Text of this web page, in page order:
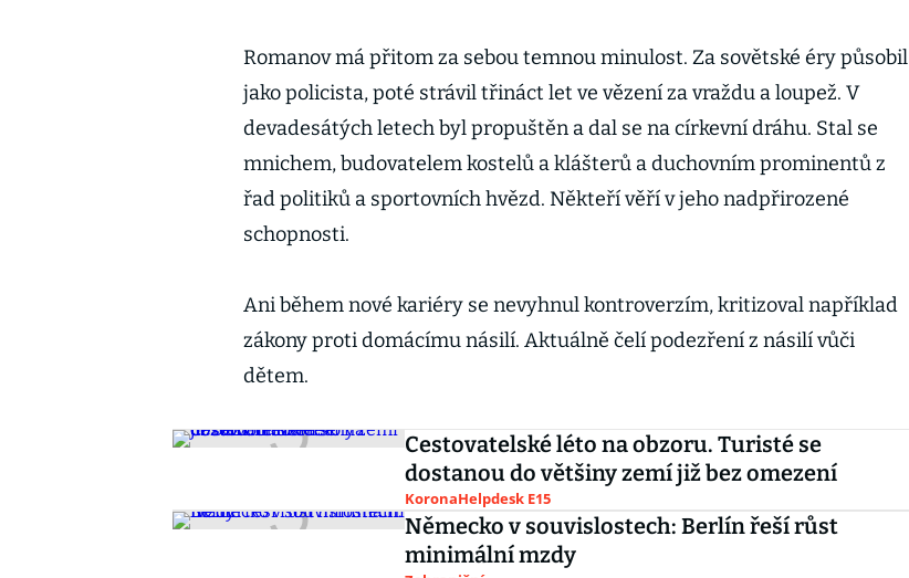
Romanov má přitom za sebou temnou minulost. Za sovětské éry působil
jako policista, poté strávil třináct let ve vězení za vraždu a loupež. V
devadesátých letech byl propuštěn a dal se na církevní dráhu. Stal se
mnichem, budovatelem kostelů a klášterů a duchovním prominentů z
řad politiků a sportovních hvězd. Někteří věří v jeho nadpřirozené
schopnosti.
Ani během nové kariéry se nevyhnul kontroverzím, kritizoval například
zákony proti domácímu násilí. Aktuálně čelí podezření z násilí vůči
dětem.
Cestovatelské léto na obzoru. Turisté se
dostanou do většiny zemí již bez omezení
KoronaHelpdesk E15
Německo v souvislostech: Berlín řeší růst
minimální mzdy